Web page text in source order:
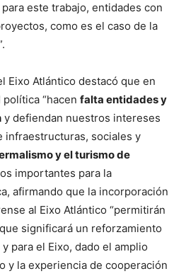
este trabajo, entidades con
como es el caso de la
Eixo Atlántico destacó que en
“hacen falta entidades y
y defiendan nuestros intereses
infraestructuras, sociales y
y el turismo de
importantes para la
afirmando que la incorporación
al Eixo Atlántico “permitirán
significará un reforzamiento
para el Eixo, dado el amplio
y la experiencia de cooperación